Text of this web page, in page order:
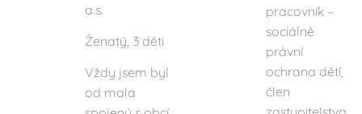
a.s.
Ženatý, 3 děti
Vždy jsem byl
od mala
pracovník –
sociálně
právní
ochrana dětí,
člen